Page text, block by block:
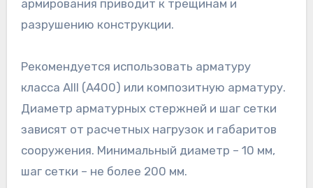
армирования приводит к трещинам и
разрушению конструкции.
Рекомендуется использовать арматуру
класса AIII (A400) или композитную арматуру.
Диаметр арматурных стержней и шаг сетки
зависят от расчетных нагрузок и габаритов
сооружения. Минимальный диаметр – 10 мм,
шаг сетки – не более 200 мм.